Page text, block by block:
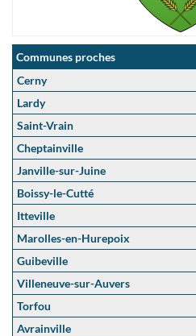
Communes proches
Cerny
Lardy
Saint-Vrain
Cheptainville
Janville-sur-Juine
Boissy-le-Cutté
Itteville
Marolles-en-Hurepoix
Guibeville
Villeneuve-sur-Auvers
Torfou
Avrainville